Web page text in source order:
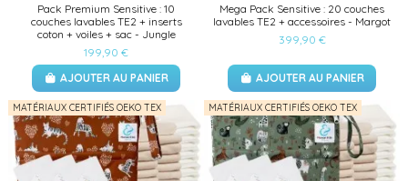
Pack Premium Sensitive : 10
couches lavables TE2 + inserts
coton + voiles + sac - Jungle
199,90 €
AJOUTER AU PANIER
Mega Pack Sensitive : 20 couches
lavables TE2 + accessoires - Margot
399,90 €
AJOUTER AU PANIER
MATÉRIAUX CERTIFIÉS OEKO TEX MATÉRIAUX CERTIFIÉS OEKO TEX